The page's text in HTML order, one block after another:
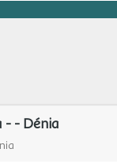
- Dénia